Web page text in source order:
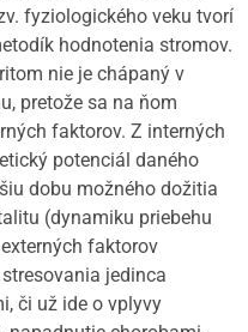
fyziologického veku tvorí
hodnotenia stromov.
nie je chápaný v
pretože sa na ňom
faktorov. Z interných
potenciál daného
dobu možného dožitia
(dynamiku priebehu
faktorov
jedinca
či už ide o vplyvy